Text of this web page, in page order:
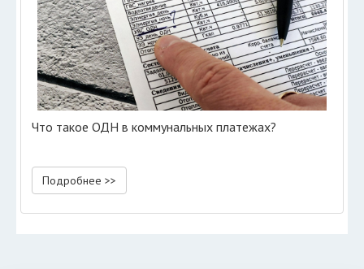
Что такое ОДН в коммунальных платежах?
Подробнее >>